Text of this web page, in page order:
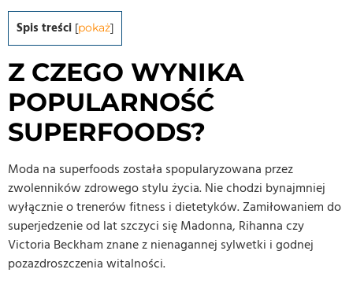
Spis treści [pokaż]
Z CZEGO WYNIKA
POPULARNOŚĆ
SUPERFOODS?
Moda na superfoods została spopularyzowana przez
zwolenników zdrowego stylu życia. Nie chodzi bynajmniej
wyłącznie o trenerów fitness i dietetyków. Zamiłowaniem do
superjedzenie od lat szczyci się Madonna, Rihanna czy
Victoria Beckham znane z nienagannej sylwetki i godnej
pozazdroszczenia witalności.